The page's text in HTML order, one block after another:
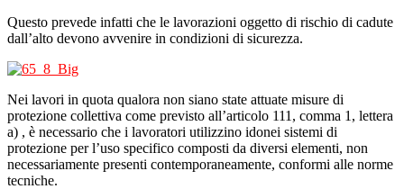
Questo prevede infatti che le lavorazioni oggetto di rischio di cadute
dall’alto devono avvenire in condizioni di sicurezza.
Nei lavori in quota qualora non siano state attuate misure di
protezione collettiva come previsto all’articolo 111, comma 1, lettera
a) , è necessario che i lavoratori utilizzino idonei sistemi di
protezione per l’uso specifico composti da diversi elementi, non
necessariamente presenti contemporaneamente, conformi alle norme
tecniche.